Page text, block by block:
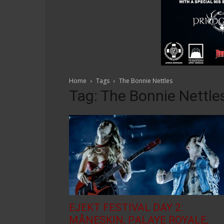
Home Tags The Bonnie Nettles
Tag: The Bonnie
EJEKT FESTIVAL DAY 2:
MÅNESKIN, PALAYE ROYALE,